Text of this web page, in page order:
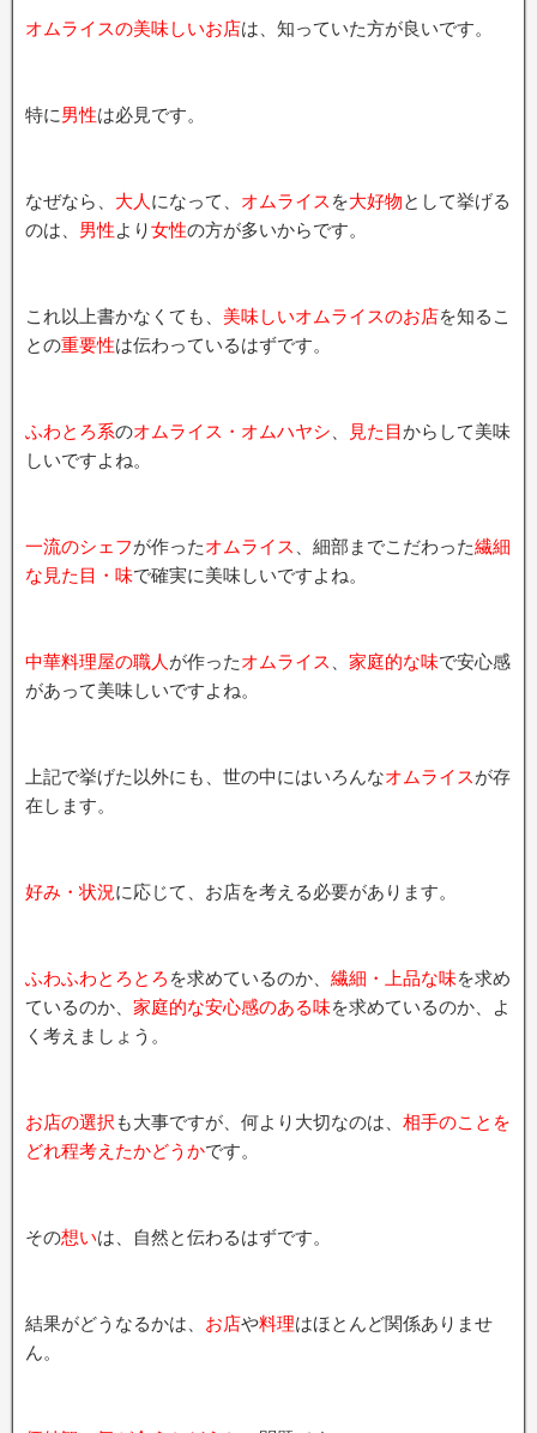
オムライスの美味しいお店は、知っていた方が良いです。
特に男性は必見です。
なぜなら、 大人 になって、 オムライス を大好物として挙げる
のは、 男性より女性の方が多いからです。
これ以上書かなくても、 美味しいオムライスのお店を知るこ
との重要性は伝わっているはずです。
ふわとろ系のオムライス・オムハヤシ 見た目からして美味
しいですよね。
一流のシェフが作ったオムライス 、細部までこだわった繊細
な見た目・味で確実に美味しいですよね。
中華料理屋の職人 が作ったオムライス 家庭的な味で安心感
があって美味しいですよね。
上記で挙げた以外にも、世の中にはいろんなオムライスが存
在します。
好み・状況に応じて、お店を考える必要があります。
ふわふわとろとろ を求めているのか、 繊細・上品な味を求め
ているのか、 家庭的な安心感のある味を求めているのか、よ
く考えましょう。
お店の選択 も大事ですが、何より大切なのは、 相手のことを
どれ程考えたかどうかです。
その想いは、自然と伝わるはずです。
結果がどうなるかは、 お店や料理はほとんど関係ありませ
ん。